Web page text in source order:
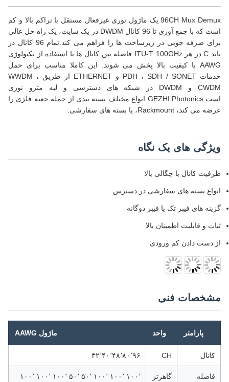
96CH Mux Demux یک ماژول نوری غیرفعال مستقل با تراکم بالا و کم
است که با جمع آوری تا 96 کانال DWDM در یک سایت، یک راه حل عالی
برای صرفه جویی در زیرساخت ها را فراهم می کند.تمام 96 کانال در
باند C در هر ITU-T 100GHz فاصله بین کانال ها با استفاده از تکنولوژی
AAWG با کیفیت بالا پخش می شوند. این کاملا مناسب برای حمل
خدمات PDH ، SDH / SONET و ETHERNET از طریق WWDM ،
CWDM و DWDM در شبکه های دسترسی و لبه مترو نوری
است.GEZHI Photonics انواع مختلف بسته بندی از جمله جعبه فلزی را
عرضه می کند، Rackmount، یا بسته های سفارشی.
ویژگی های یک نگاه
ظرفیت کانال با چگالی بالا
انواع بسته های سفارشی در دسترس
گزینه های فیبر تک یا فیبر دوگانه
ثبات و قابلیت اطمینان بالا
از دست دادن کم ورودی
مشخصات فنی
پارامتر واحد ماژول AAWG
کانال CH ۳۲٬۴۰٬۴۸٬۸۰٬۹۶
فاصله
گاهرتز
۱۰۰٬ ۱۰۰٬ ۱۰۰٬ ۵۰٬ ۵۰٬ ۱۰۰٬ ۱۰۰٬ ۱۰۰٬